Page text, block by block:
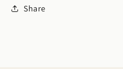
Share